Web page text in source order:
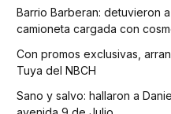
Barrio Barberan: detuvieron
camioneta cargada con
Con promos exclusivas,
Tuya del NBCH
Sano y salvo: hallaron a